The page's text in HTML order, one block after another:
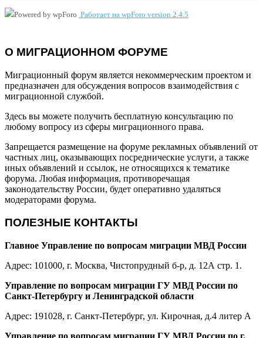
Работает на wpForo version 2.4.5
О МИГРАЦИОННОМ ФОРУМЕ
Миграционный форум является некоммерческим проектом и
предназначен для обсуждения вопросов взаимодействия с
миграционной службой.
Здесь вы можете получить бесплатную консультацию по
любому вопросу из сферы миграционного права.
Запрещается размещение на форуме рекламных объявлений от
частных лиц, оказывающих посреднические услуги, а также
иных объявлений и ссылок, не относящихся к тематике
форума. Любая информация, противоречащая
законодательству России, будет оперативно удаляться
модераторами форума.
ПОЛЕЗНЫЕ КОНТАКТЫ
Главное Управление по вопросам миграции МВД России
Адрес: 101000, г. Москва, Чистопрудный б-р, д. 12А стр. 1.
Управление по вопросам миграции ГУ МВД России по
Санкт-Петербургу и Ленинградской области
Адрес: 191028, г. Санкт-Петербург, ул. Кирочная, д.4 литер А
Управление по вопросам миграции ГУ МВД России по г.